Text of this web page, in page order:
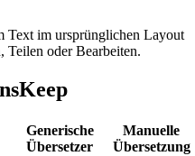
Text im ursprünglichen Layout
Teilen oder Bearbeiten.
Generische
Übersetzer
Manuelle
Übersetzung